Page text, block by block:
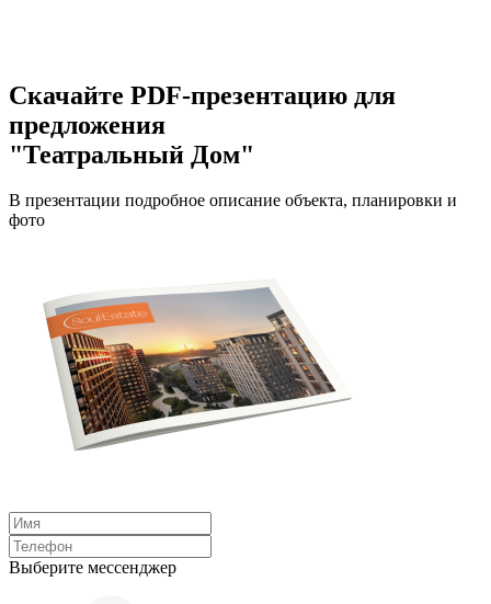
Скачайте PDF-презентацию для
предложения
"Театральный Дом"
В презентации подробное описание объекта, планировки и
фото
Выберите мессенджер